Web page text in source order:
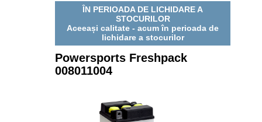
ÎN PERIOADA DE LICHIDARE A
STOCURILOR
Aceeași calitate - acum în perioada de
lichidare a stocurilor
Powersports Freshpack
008011004